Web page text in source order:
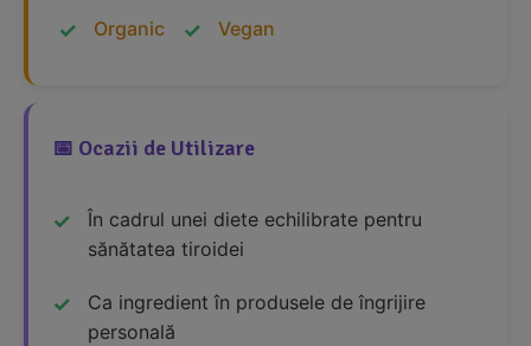
Organic Vegan
📅 Ocazii de Utilizare
În cadrul unei diete echilibrate pentru
sănătatea tiroidei
Ca ingredient în produsele de îngrijire
personală